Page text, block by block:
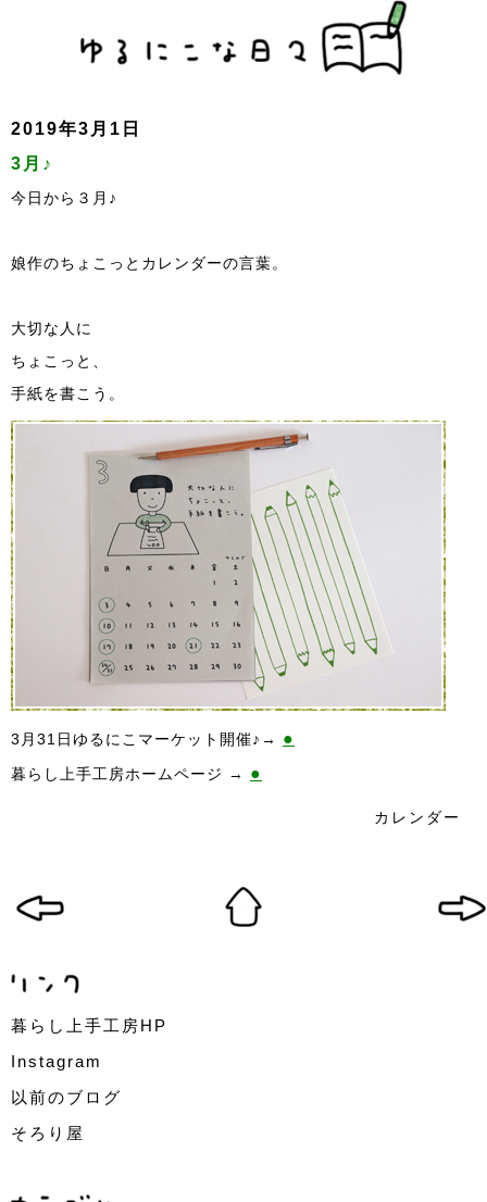
2019年3月1日
3月♪
今日から３月♪
娘作のちょこっとカレンダーの言葉。
大切な人に
ちょこっと、
手紙を書こう。
3月31日ゆるにこマーケット開催♪→ ●
暮らし上手工房ホームページ → ●
カレンダー
暮らし上手工房HP
Instagram
以前のブログ
そろり屋